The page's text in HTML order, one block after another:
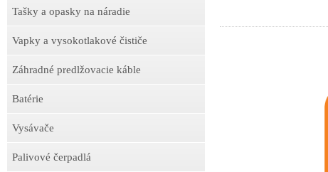
Tašky a opasky na náradie
Vapky a vysokotlakové čističe
Záhradné predlžovacie káble
Batérie
Vysávače
Palivové čerpadlá